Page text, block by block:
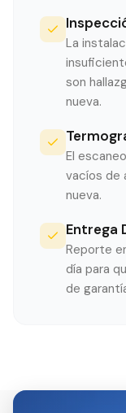
La
son
nueva.
El
vacíos de
nueva.
Entrega
Reporte
día para
de